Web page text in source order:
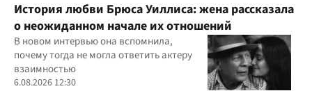
История любви Брюса Уиллиса: жена рассказала
о неожиданном начале их отношений
В новом интервью она вспомнила,
почему тогда не могла ответить актеру
взаимностью
6.08.2026 12:30